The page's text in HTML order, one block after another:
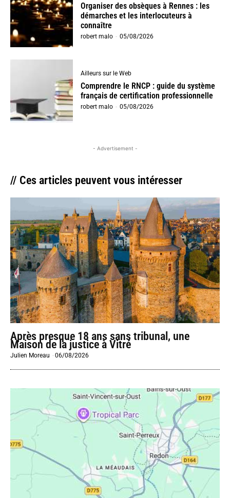
Organiser des obsèques à Rennes : les
démarches et les interlocuteurs à
connaître
robert malo - 05/08/2026
Ailleurs sur le Web
Comprendre le RNCP : guide du système
français de certification professionnelle
robert malo - 05/08/2026
- Advertisement -
// Ces articles peuvent vous intéresser
Après presque 18 ans sans tribunal, une
Maison de la justice à Vitré
Julien Moreau -06/08/2026